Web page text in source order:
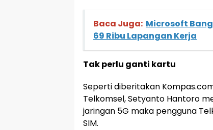
Baca Juga: Microsoft
69 Ribu Lapangan Kerja
Tak perlu ganti kartu
Seperti diberitakan
Telkomsel, Setyanto Hantoro
jaringan 5G maka pengguna
SIM.